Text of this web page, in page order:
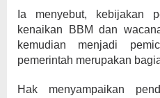
Ia menyebut, kebijakan
kenaikan BBM dan
kemudian menjadi
pemerintah merupakan
Hak menyampaikan